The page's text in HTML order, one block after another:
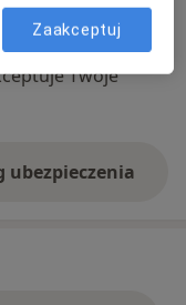
pacjentów
samodzielnie lub
Twoje
ubezpieczenia
Zaakceptuj